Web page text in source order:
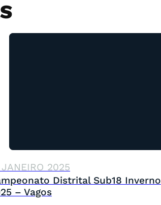
JANEIRO 2025
Distrital Sub18 Inverno
– Vagos